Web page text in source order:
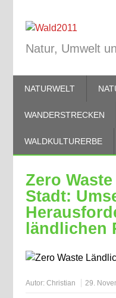
Natur, Umwelt
NATURWELT
WANDERSTRECKEN
WALDKULTURERBE
Zero
Stadt:
ländlichen
Autor: Christian 29.